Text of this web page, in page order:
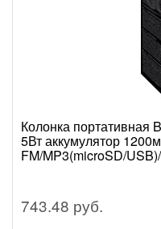
Колонка портативная
5Вт аккумулятор
FM/MP3(microSD/
743.48 руб.